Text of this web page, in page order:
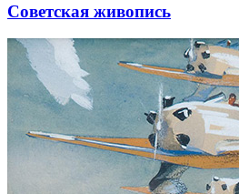
Советская живопись